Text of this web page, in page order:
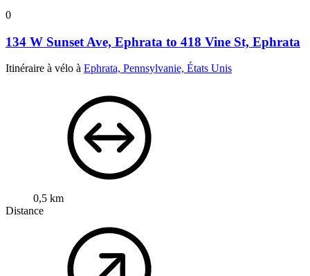
0
134 W Sunset Ave, Ephrata to 418 Vine St, Ephrata
Itinéraire à vélo à Ephrata, Pennsylvanie, États Unis
0,5 km
Distance